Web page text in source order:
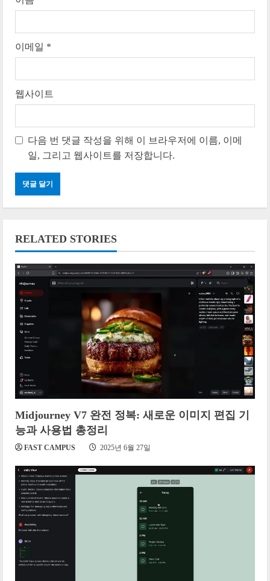
이메일 *
웹사이트
다음 번 댓글 작성을 위해 이 브라우저에 이름, 이메
일, 그리고 웹사이트를 저장합니다.
RELATED STORIES
Midjourney V7 완전 정복: 새로운 이미지 편집 기
능과 사용법 총정리
FAST CAMPUS 2025년 6월 27일